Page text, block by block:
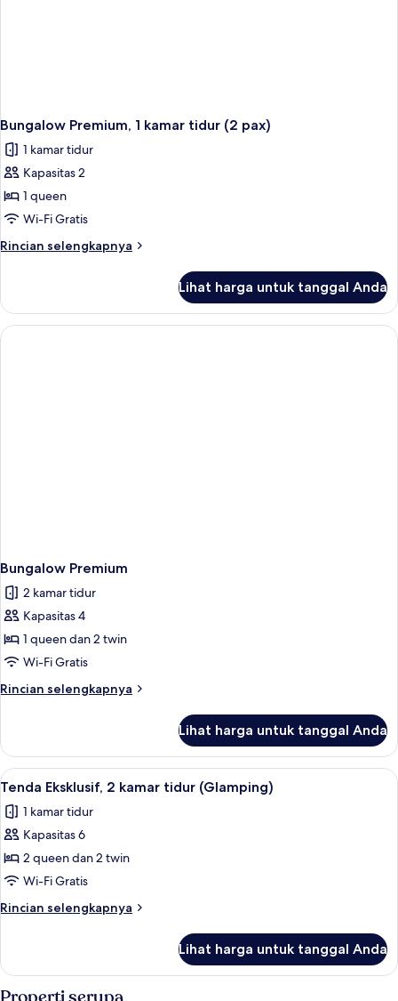
Bungalow Premium, 1 kamar tidur (2 pax)
1 kamar tidur
Kapasitas 2
1 queen
Wi-Fi Gratis
Rincian selengkapnya
Rincian
Bungalow
Premium,
1
Lihat harga untuk tanggal Anda
Bungalow Premium
2 kamar tidur
Kapasitas 4
1 queen dan 2 twin
Wi-Fi Gratis
Rincian selengkapnya
Rincian
Bungalow
Premium
Lihat harga untuk tanggal Anda
Lihat
semua
foto
untuk
Tenda
Eksklusif,
2
kamar
(Glamping)
Tenda Eksklusif, 2 kamar tidur
3
Tenda Eksklusif, 2 kamar tidur (Glamping)
1 kamar tidur
Kapasitas 6
2 queen dan 2 twin
Wi-Fi Gratis
Rincian selengkapnya
Rincian
Tenda
Eksklusif,
Lihat harga untuk tanggal Anda